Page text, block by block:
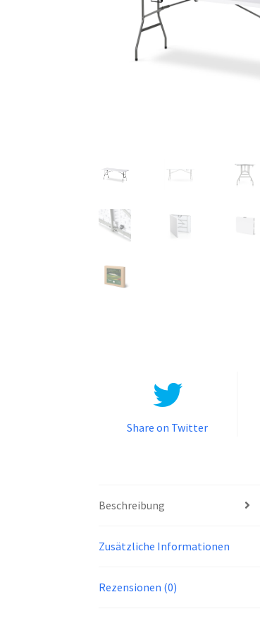
Share on Twitter
Beschreibung
Zusätzliche Informationen
Rezensionen (0)